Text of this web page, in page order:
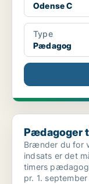
Odense C
Type
Pædagog
Pædagoger til
Pædagoger
Brænder du for
indsats er det
timers
pr. 1.